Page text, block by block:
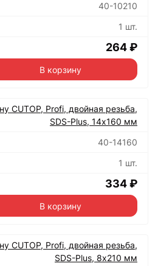
40-10210
1 шт.
264 ₽
В корзину
CUTOP, Profi, двойная резьба,
SDS-Plus, 14х160 мм
40-14160
1 шт.
334 ₽
В корзину
CUTOP, Profi, двойная резьба,
SDS-Plus, 8х210 мм